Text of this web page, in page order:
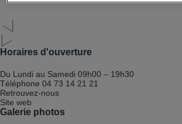
Horaires d'ouverture
Du Lundi au Samedi 09h00 – 19h30
Téléphone 04 73 14 21 21
Retrouvez-nous
Site web
Galerie photos